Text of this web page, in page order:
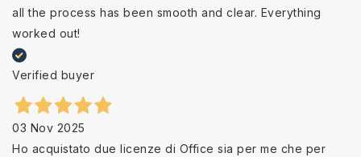
all the process has been smooth and clear. Everything
worked out!
Verified buyer
03 Nov 2025
Ho acquistato due licenze di Office sia per me che per